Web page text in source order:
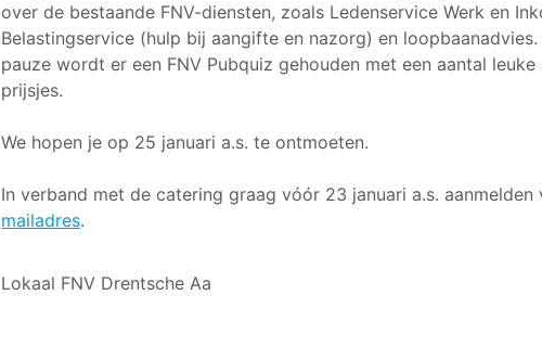
over de bestaande FNV-diensten, zoals Ledenservice Werk en
Belastingservice (hulp bij aangifte en nazorg) en
pauze wordt er een FNV Pubquiz gehouden met een aantal leuke
prijsjes.
We hopen je op 25 januari a.s. te ontmoeten.
In verband met de catering graag vóór 23 januari a.s. aanmelden
mailadres.
Lokaal FNV Drentsche Aa